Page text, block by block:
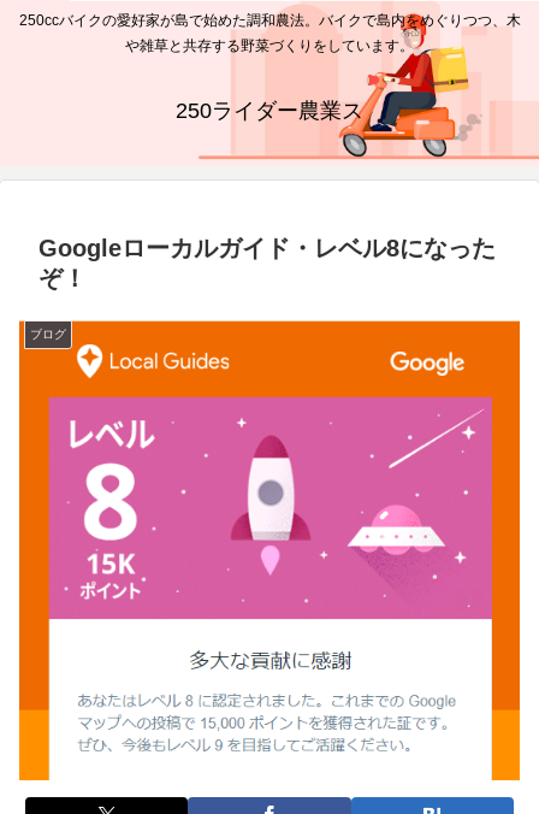
250ccバイクの愛好家が島で始めた調和農法。バイクで島内をめぐりつつ、木
や雑草と共存する野菜づくりをしています。
250ライダー農業ス
Googleローカルガイド・レベル8になった
ぞ！
ブログ